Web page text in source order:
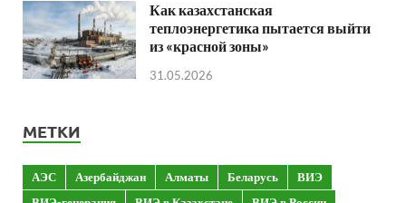
Как казахстанская
теплоэнергетика пытается выйти
из «красной зоны»
31.05.2026
МЕТКИ
АЭС Азербайджан Алматы Беларусь
ВИЭ